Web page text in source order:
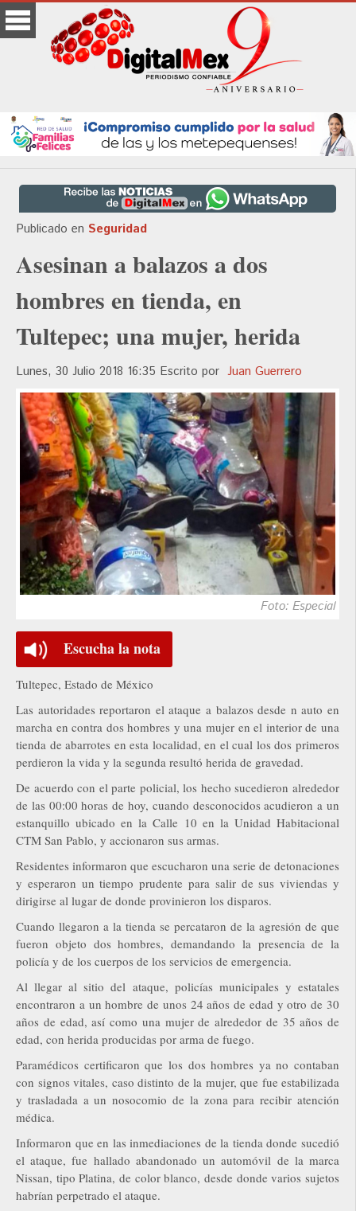
Publicado en Seguridad
Asesinan a balazos a dos
hombres en tienda, en
Tultepec; una mujer, herida
Lunes, 30 Julio 2018 16:35 Escrito por Juan Guerrero
Foto: Especial
Escucha la nota
Tultepec, Estado de México
Las autoridades reportaron el ataque a balazos desde n auto en
marcha en contra dos hombres y una mujer en el interior de una
tienda de abarrotes en esta localidad, en el cual los dos primeros
perdieron la vida y la segunda resultó herida de gravedad.
De acuerdo con el parte policial, los hecho sucedieron alrededor
de las 00:00 horas de hoy, cuando desconocidos acudieron a un
estanquillo ubicado en la Calle 10 en la Unidad Habitacional
CTM San Pablo, y accionaron sus armas.
Residentes informaron que escucharon una serie de detonaciones
y esperaron un tiempo prudente para salir de sus viviendas y
dirigirse al lugar de donde provinieron los disparos.
Cuando llegaron a la tienda se percataron de la agresión de que
fueron objeto dos hombres, demandando la presencia de la
policía y de los cuerpos de los servicios de emergencia.
Al llegar al sitio del ataque, policías municipales y estatales
encontraron a un hombre de unos 24 años de edad y otro de 30
años de edad, así como una mujer de alrededor de 35 años de
edad, con herida producidas por arma de fuego.
Paramédicos certificaron que los dos hombres ya no contaban
con signos vitales, caso distinto de la mujer, que fue estabilizada
y trasladada a un nosocomio de la zona para recibir atención
médica.
Informaron que en las inmediaciones de la tienda donde sucedió
el ataque, fue hallado abandonado un automóvil de la marca
Nissan, tipo Platina, de color blanco, desde donde varios sujetos
habrían perpetrado el ataque.